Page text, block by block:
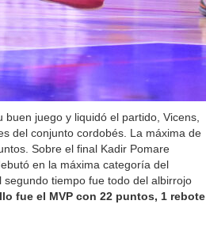
juego y liquidó el partido, Vicens,
del conjunto cordobés. La máxima de
Sobre el final Kadir Pomare
en la máxima categoría del
tiempo fue todo del albirrojo
fue el MVP con 22 puntos, 1 rebote